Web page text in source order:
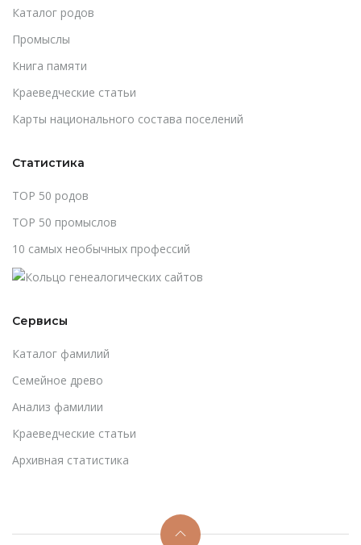
Каталог родов
Промыслы
Книга памяти
Краеведческие статьи
Карты национального состава поселений
Статистика
TOP 50 родов
TOP 50 промыслов
10 самых необычных профессий
Сервисы
Каталог фамилий
Cемейное древо
Анализ фамилии
Краеведческие статьи
Архивная статистика